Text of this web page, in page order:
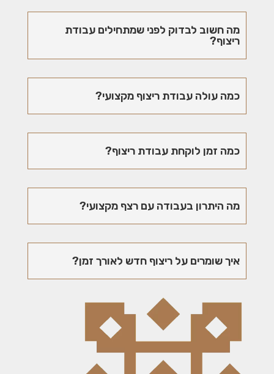
מה חשוב לבדוק לפני שמתחילים עבודת
ריצוף?
כמה עולה עבודת ריצוף מקצועי?
כמה זמן לוקחת עבודת ריצוף?
מה היתרון בעבודה עם רצף מקצועי?
איך שומרים על ריצוף חדש לאורך זמן?